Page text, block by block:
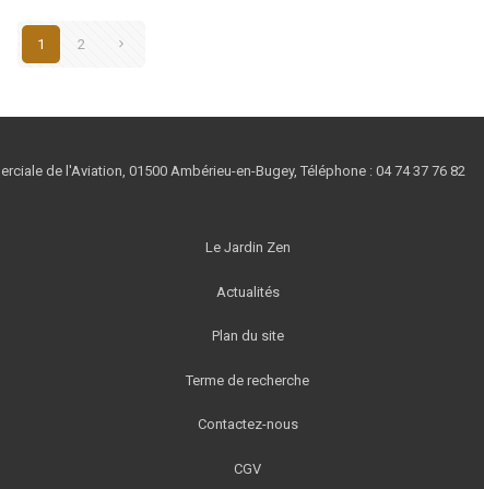
1 2
de l'Aviation, 01500 Ambérieu-en-Bugey, Téléphone : 04 74 37 76 82
Le Jardin Zen
Actualités
Plan du site
Terme de recherche
Contactez-nous
CGV